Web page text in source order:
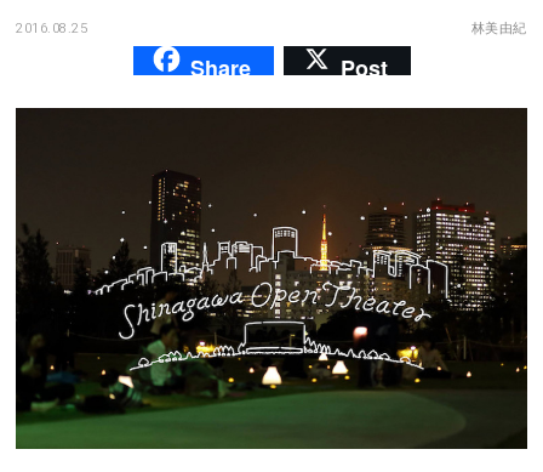
マッチングアプリ
ドキドキ
仕事とキャリア
特集
2016.08.25 林美由紀
Share Post